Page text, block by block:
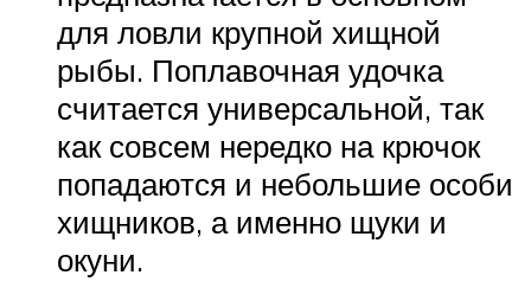
для ловли крупной хищной
рыбы. Поплавочная удочка
считается универсальной, так
как совсем нередко на крючок
попадаются и небольшие особи
хищников, а именно щуки и
окуни.